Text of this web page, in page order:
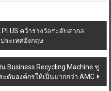
คว้ารางวัลระดับสากล
ระเทศอังกฤษ
Business Recycling Machine ชู
ะดับองค์กรให้เป็นมากกว่า AMC